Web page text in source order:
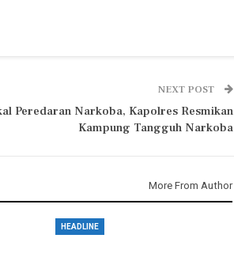
NEXT POST
Peredaran Narkoba, Kapolres Resmikan
Kampung Tangguh Narkoba
More From Author
HEADLINE